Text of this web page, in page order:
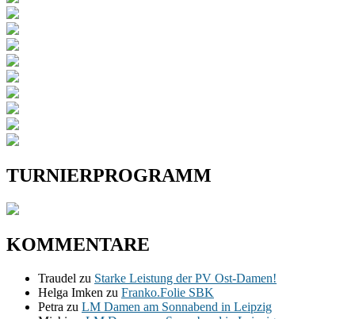
TURNIERPROGRAMM
KOMMENTARE
Traudel zu Starke Leistung der PV Ost-Damen!
Helga Imken zu Franko.Folie SBK
Petra zu LM Damen am Sonnabend in Leipzig